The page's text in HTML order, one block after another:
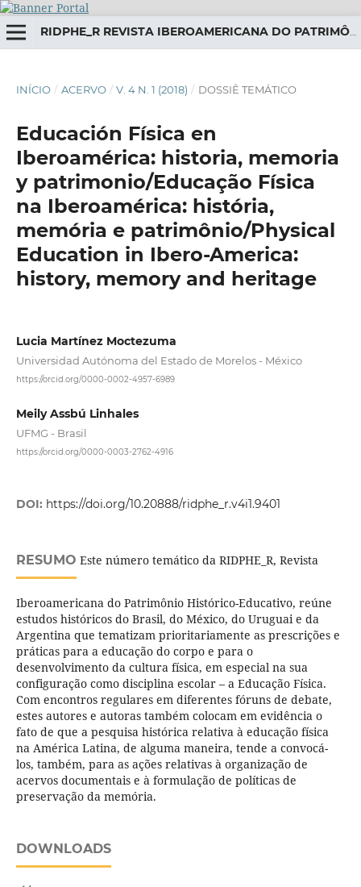
RIDPHE_R REVISTA IBEROAMERICANA DO PATRIMÔNIO HISTÓRICO-EDUCATIVO
INÍCIO / ACERVO / V. 4 N. 1 (2018) / DOSSIÊ TEMÁTICO
Educación Física en
Iberoamérica: historia, memoria
y patrimonio/Educação Física
na Iberoamérica: história,
memória e patrimônio/Physical
Education in Ibero-America:
history, memory and heritage
Lucia Martínez Moctezuma
Universidad Autónoma del Estado de Morelos - México
https://orcid.org/0000-0002-4957-6989
Meily Assbú Linhales
UFMG - Brasil
https://orcid.org/0000-0003-2762-4916
DOI: https://doi.org/10.20888/ridphe_r.v4i1.9401
RESUMO Este número temático da RIDPHE_R, Revista
Iberoamericana do Patrimônio Histórico-Educativo, reúne
estudos históricos do Brasil, do México, do Uruguai e da
Argentina que tematizam prioritariamente as prescrições e
práticas para a educação do corpo e para o
desenvolvimento da cultura física, em especial na sua
configuração como disciplina escolar – a Educação Física.
Com encontros regulares em diferentes fóruns de debate,
estes autores e autoras também colocam em evidência o
fato de que a pesquisa histórica relativa à educação física
na América Latina, de alguma maneira, tende a convocá-
los, também, para as ações relativas à organização de
acervos documentais e à formulação de políticas de
preservação da memória.
DOWNLOADS